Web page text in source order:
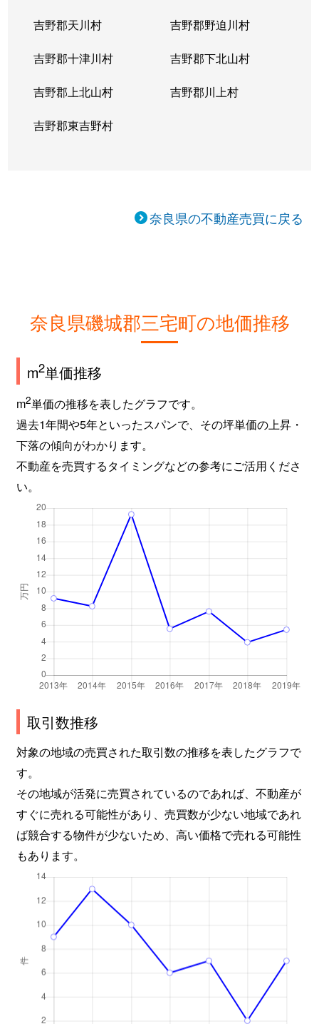
吉野郡天川村 吉野郡野迫川村
吉野郡十津川村 吉野郡下北山村
吉野郡上北山村 吉野郡川上村
吉野郡東吉野村
奈良県の不動産売買に戻る
奈良県磯城郡三宅町の地価推移
m2単価推移
m2単価の推移を表したグラフです。
過去1年間や5年といったスパンで、その坪単価の上昇・
下落の傾向がわかります。
不動産を売買するタイミングなどの参考にご活用くださ
い。
取引数推移
対象の地域の売買された取引数の推移を表したグラフで
す。
その地域が活発に売買されているのであれば、不動産が
すぐに売れる可能性があり、売買数が少ない地域であれ
ば競合する物件が少ないため、高い価格で売れる可能性
もあります。